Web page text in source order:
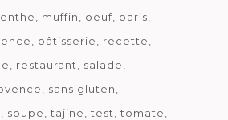
muffin oeuf paris
pâtisserie
recette
restaurant
salade
sans gluten
soupe tajine test
tomate